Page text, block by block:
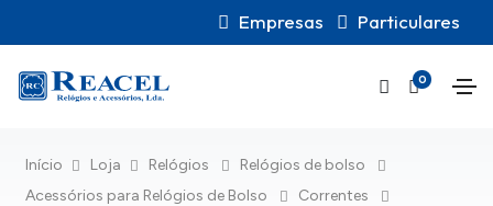
Empresas Particulares
0
Início Loja Relógios
Relógios de bolso
Acessórios para Relógios de Bolso
Correntes